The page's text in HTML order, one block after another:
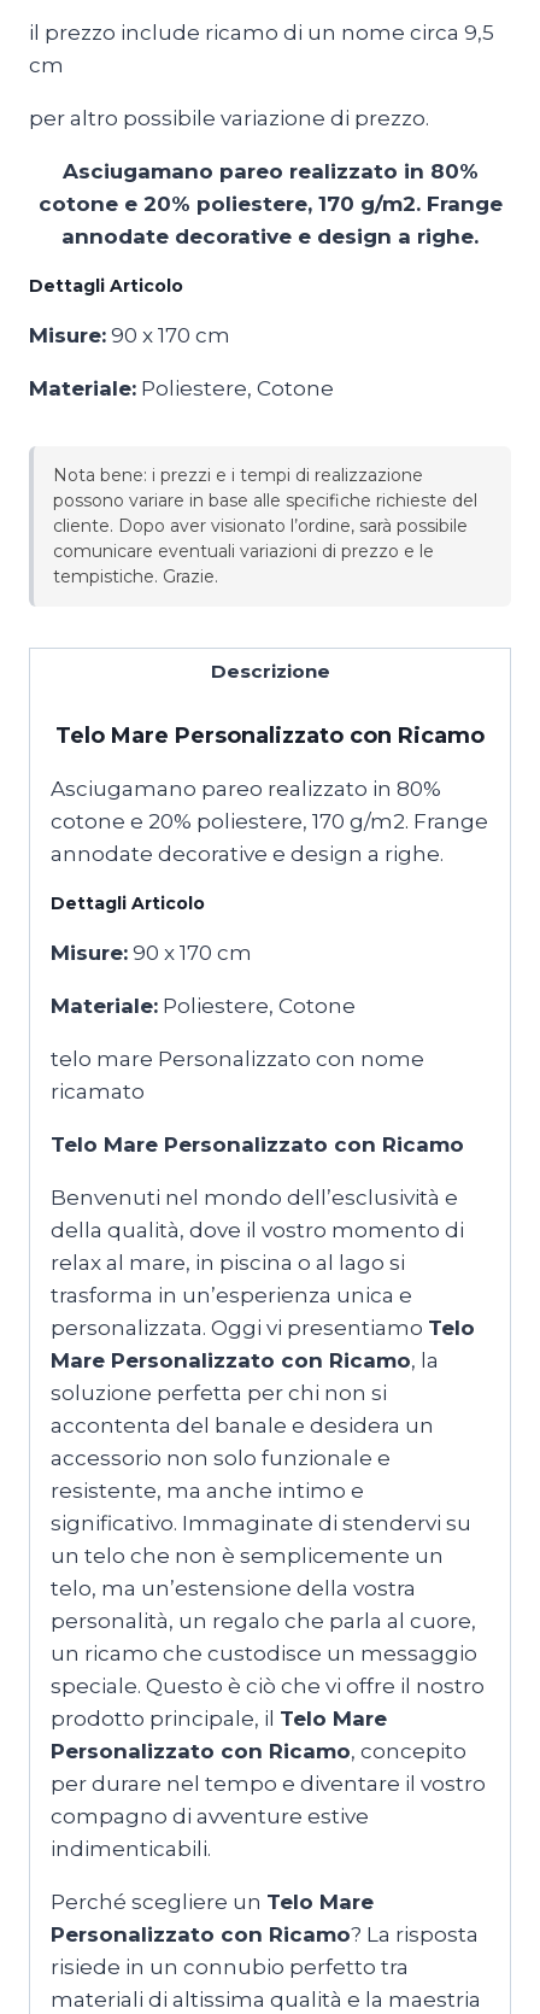
il prezzo include ricamo di un nome circa 9,5
cm
per altro possibile variazione di prezzo.
Asciugamano pareo realizzato in 80%
cotone e 20% poliestere, 170 g/m2. Frange
annodate decorative e design a righe.
Dettagli Articolo
Misure: 90 x 170 cm
Materiale: Poliestere, Cotone
Nota bene: i prezzi e i tempi di realizzazione
possono variare in base alle specifiche richieste del
cliente. Dopo aver visionato l’ordine, sarà possibile
comunicare eventuali variazioni di prezzo e le
tempistiche. Grazie.
Descrizione
Telo Mare Personalizzato con Ricamo
Asciugamano pareo realizzato in 80%
cotone e 20% poliestere, 170 g/m2. Frange
annodate decorative e design a righe.
Dettagli Articolo
Misure: 90 x 170 cm
Materiale: Poliestere, Cotone
telo mare Personalizzato con nome
ricamato
Telo Mare Personalizzato con Ricamo
Benvenuti nel mondo dell’esclusività e
della qualità, dove il vostro momento di
relax al mare, in piscina o al lago si
trasforma in un’esperienza unica e
personalizzata. Oggi vi presentiamo Telo
Mare Personalizzato con Ricamo, la
soluzione perfetta per chi non si
accontenta del banale e desidera un
accessorio non solo funzionale e
resistente, ma anche intimo e
significativo. Immaginate di stendervi su
un telo che non è semplicemente un
telo, ma un’estensione della vostra
personalità, un regalo che parla al cuore,
un ricamo che custodisce un messaggio
speciale. Questo è ciò che vi offre il nostro
prodotto principale, il Telo Mare
Personalizzato con Ricamo, concepito
per durare nel tempo e diventare il vostro
compagno di avventure estive
indimenticabili.
Perché scegliere un Telo Mare
Personalizzato con Ricamo? La risposta
risiede in un connubio perfetto tra
materiali di altissima qualità e la maestria